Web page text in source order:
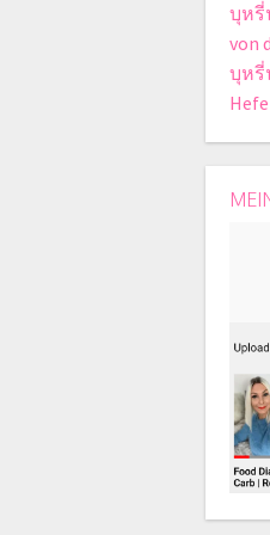
บุหรี่
von
บุหรี่